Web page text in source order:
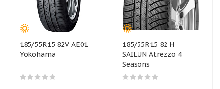
185/55R15 82V AE01
Yokohama
185/55R15 82 H
SAILUN Atrezzo 4
Seasons